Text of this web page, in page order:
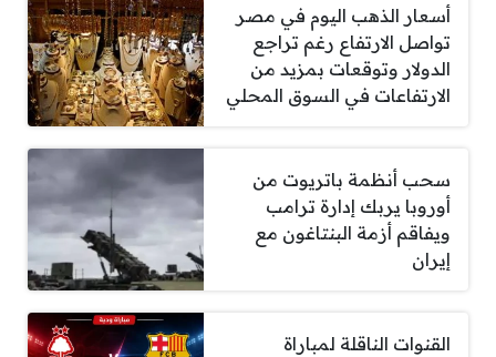
أسعار الذهب اليوم في مصر
تواصل الارتفاع رغم تراجع
الدولار وتوقعات بمزيد من
الارتفاعات في السوق المحلي
سحب أنظمة باتريوت من
أوروبا يربك إدارة ترامب
ويفاقم أزمة البنتاغون مع
إيران
القنوات الناقلة لمباراة